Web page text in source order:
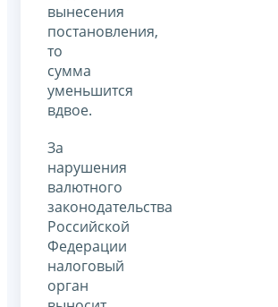
вынесения
постановления,
то
сумма
уменьшится
вдвое.
За
нарушения
валютного
законодательства
Российской
Федерации
налоговый
орган